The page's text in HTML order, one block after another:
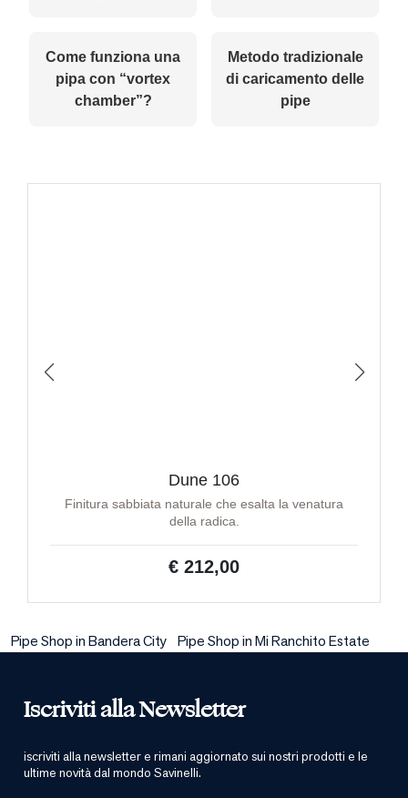
Come funziona una
pipa con “vortex
chamber”?
Metodo tradizionale
di caricamento delle
pipe
Dune 106
Finitura sabbiata naturale che esalta la venatura
della radica.
€ 212,00
Pipe Shop in Bandera City Pipe Shop in Mi Ranchito Estate
Iscriviti alla Newsletter
iscriviti alla newsletter e rimani aggiornato sui nostri prodotti e le
ultime novità dal mondo Savinelli.